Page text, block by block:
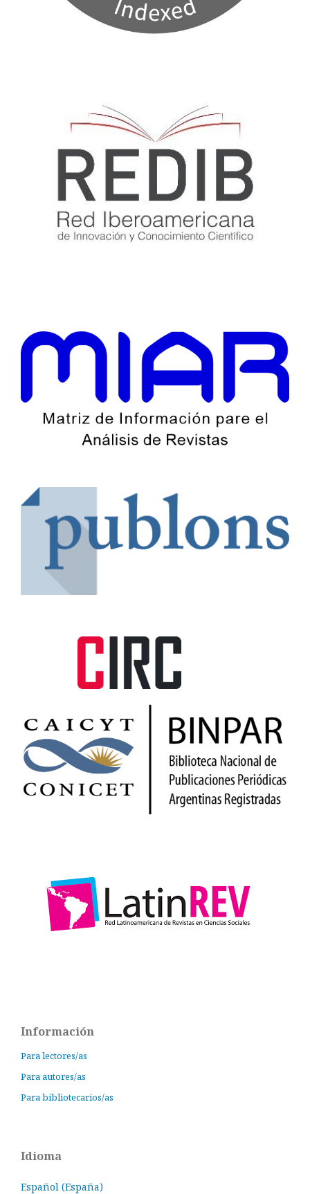
Información
Para lectores/as
Para autores/as
Para bibliotecarios/as
Idioma
Español (España)